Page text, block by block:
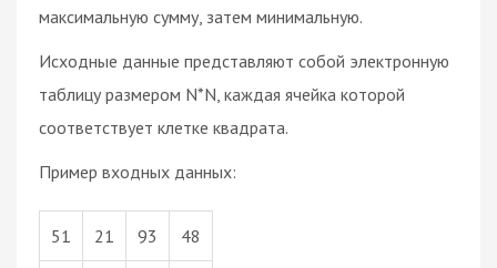
максимальную сумму, затем минимальную.
Исходные данные представляют собой электронную
таблицу размером N*N, каждая ячейка которой
соответствует клетке квадрата.
Пример входных данных:
51 21 93 48